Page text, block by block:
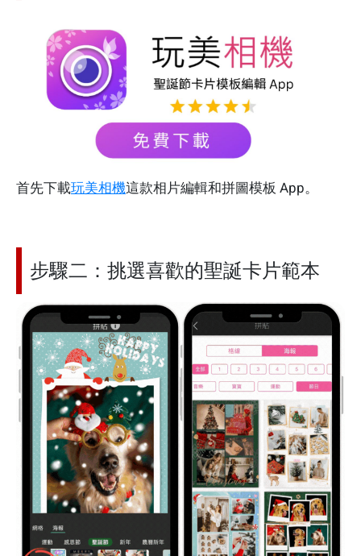
首先下載玩美相機這款相片編輯和拼圖模板 App。
步驟二：挑選喜歡的聖誕卡片範本